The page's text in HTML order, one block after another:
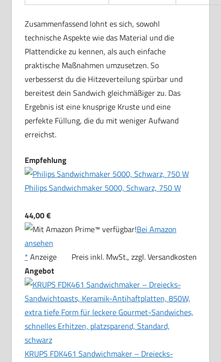
Zusammenfassend lohnt es sich, sowohl
technische Aspekte wie das Material und die
Plattendicke zu kennen, als auch einfache
praktische Maßnahmen umzusetzen. So
verbesserst du die Hitzeverteilung spürbar und
bereitest dein Sandwich gleichmäßiger zu. Das
Ergebnis ist eine knusprige Kruste und eine
perfekte Füllung, die du mit weniger Aufwand
erreichst.
Empfehlung
Philips Sandwichmaker 5000, Schwarz, 750 W
44,00 €
Bei Amazon
ansehen
* Anzeige
Preis inkl. MwSt., zzgl. Versandkosten
Angebot
KRUPS FDK461 Sandwichmaker – Dreiecks-